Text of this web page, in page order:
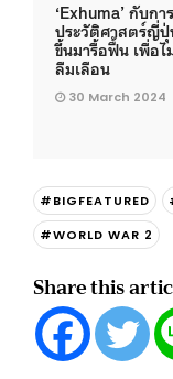
‘Exhuma’ กับกา
ประวัติศาสตร์ญี่ปุ่
ขึ้นมารื้อฟื้น เพื่อไ
ลืมเลือน
30 March 2024
#BIGFEATURED
#WORLD WAR 2
Share this